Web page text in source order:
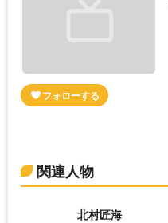
関連人物
北村匠海